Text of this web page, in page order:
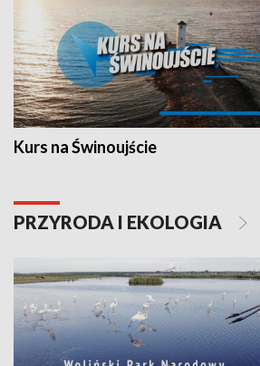
Kurs na Świnoujście
PRZYRODA I EKOLOGIA